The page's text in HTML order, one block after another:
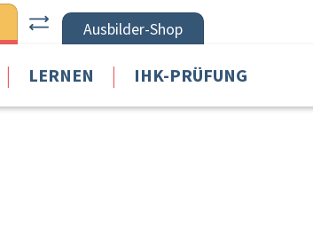
Ausbilder-Shop
| LERNEN | IHK-PRÜFUNG